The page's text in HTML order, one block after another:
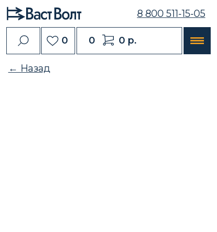
0
8 800 511-15-05
0 р.
0
← Назад